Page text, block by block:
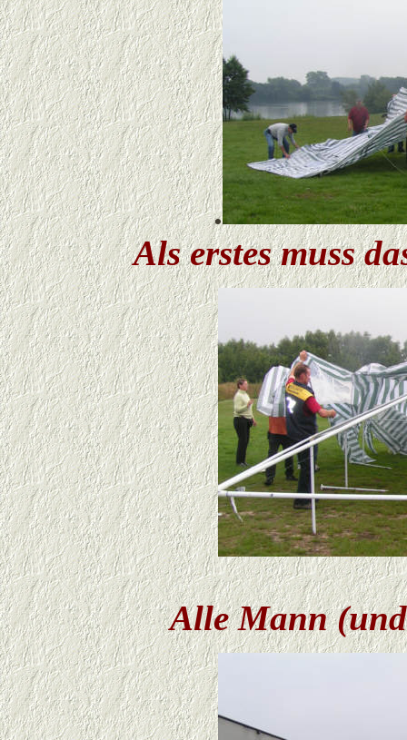
.
Als erstes muss
Alle Mann